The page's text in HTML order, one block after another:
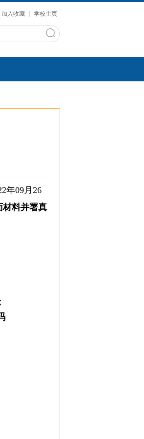
加入收藏 学校主页
年09月26
材料并署真